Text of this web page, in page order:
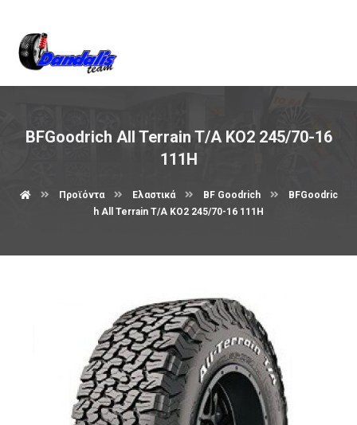
BFGoodrich All Terrain T/A KO2 245/70-16
111H
Προϊόντα Ελαστικά BF Goodrich
BFGoodric
h All Terrain T/A KO2 245/70-16 111H